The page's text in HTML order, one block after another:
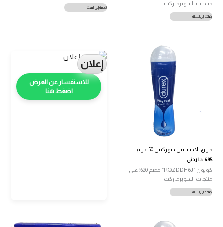
منتجات السوبرماركت
إضافة إلى السلة
إضافة إلى السلة
مزلق الاحساس ديوركس 50 غرام
6.95 د.اردني
كوبون “RQZDDH6J” خصم 20% على
منتجات السوبرماركت
إضافة إلى السلة
إعلان
اضغط هنا